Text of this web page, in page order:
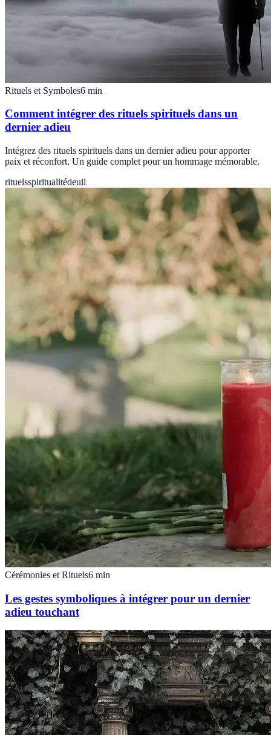
Rituels et Symboles6 min
Comment intégrer des rituels spirituels dans un
dernier adieu
Intégrez des rituels spirituels dans un dernier adieu pour apporter
paix et réconfort. Un guide complet pour un hommage mémorable.
rituelsspiritualitédeuil
Cérémonies et Rituels6 min
Les gestes symboliques à intégrer pour un dernier
adieu touchant